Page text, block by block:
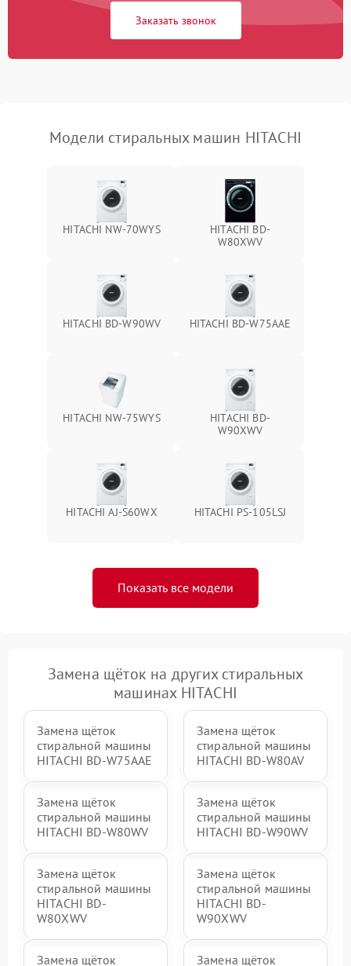
Заказать звонок
Модели стиральных машин HITACHI
HITACHI NW-70WYS
HITACHI BD-
W80XWV
HITACHI BD-W90WV HITACHI BD-W75AAE
HITACHI NW-75WYS
HITACHI BD-
W90XWV
HITACHI AJ-S60WX HITACHI PS-105LSJ
Показать все модели
Замена щёток на других стиральных
машинах HITACHI
Замена щёток
стиральной машины
HITACHI BD-W75AAE
Замена щёток
стиральной машины
HITACHI BD-W80AV
Замена щёток
стиральной машины
HITACHI BD-W80WV
Замена щёток
стиральной машины
HITACHI BD-W90WV
Замена щёток
стиральной машины
HITACHI BD-
W80XWV
Замена щёток
стиральной машины
HITACHI BD-
W90XWV
Замена щёток Замена щёток